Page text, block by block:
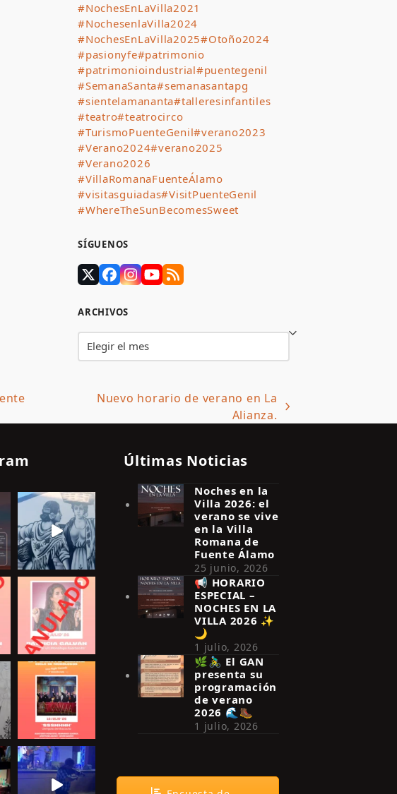
#NochesEnLaVilla2021
#NochesenlaVilla2024
#NochesEnLaVilla2025#Otoño2024
#pasionyfe#patrimonio
#patrimonioindustrial#puentegenil
#SemanaSanta#semanasantapg
#sientelamananta#talleresinfantiles
#teatro#teatrocirco
#TurismoPuenteGenil#verano2023
#Verano2024#verano2025
#Verano2026
#VillaRomanaFuenteÁlamo
#visitasguiadas#VisitPuenteGenil
#WhereTheSunBecomesSweet
SÍGUENOS
Twitter
Facebook
Instagram
YouTube
RSS
ARCHIVOS
Archivos
Nuevo horario de verano en La
Alianza.
Últimas Noticias
Noches en la
Villa 2026: el
verano se vive
en la Villa
Romana de
Fuente Álamo
25 junio, 2026
📢 HORARIO
ESPECIAL –
NOCHES EN LA
VILLA 2026 ✨
🌙
1 julio, 2026
🌿🚴‍♂️ El GAN
presenta su
programación
de verano
2026 🌊🥾
1 julio, 2026